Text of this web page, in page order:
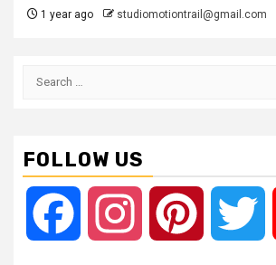
1 year ago studiomotiontrail@gmail.com
Search
FOLLOW US
Facebook Instagram Pinterest